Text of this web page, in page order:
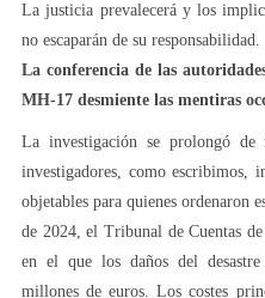
La justicia prevalecerá y los
no escaparán de su responsabilidad.
La conferencia de las
MH-17 desmiente las mentiras
La investigación se prolongó de
investigadores, como escribimos,
objetables para quienes ordenaron
de 2024, el Tribunal de Cuentas
en el que los daños del
millones de euros. Los costes